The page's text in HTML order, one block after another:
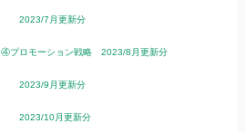
7月更新分
ロモーション戦略 2023/8月更新分
2023/9月更新分
10月更新分